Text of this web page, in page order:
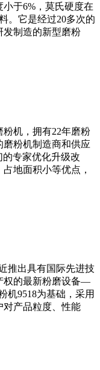
于6%，莫氏硬度在
。它是经过20多次的
发制造的新型磨粉
机，拥有22年磨粉
粉机制造商和供应
专家优化升级改
地面积小等优点，
推出具有国际先进技
权的最新粉磨设备—
机9518为基础，采用
对产品粒度、性能